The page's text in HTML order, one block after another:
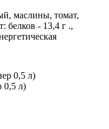
маслины, томат,
белков - 13,4 г .,
0,5 л)